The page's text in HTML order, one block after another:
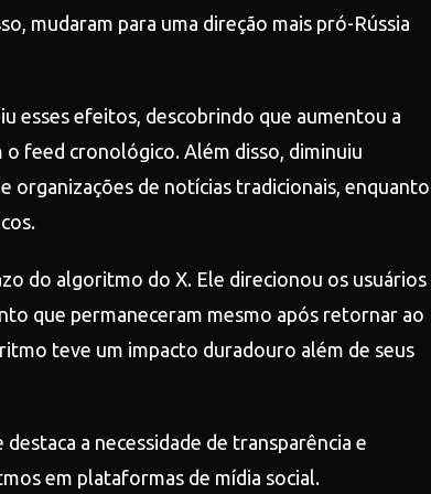
mudaram para uma direção mais pró-Rússia
esses efeitos, descobrindo que aumentou a
feed cronológico. Além disso, diminuiu
organizações de notícias tradicionais, enquanto
do algoritmo do X. Ele direcionou os usuários
que permaneceram mesmo após retornar ao
teve um impacto duradouro além de seus
a necessidade de transparência e
em plataformas de mídia social.